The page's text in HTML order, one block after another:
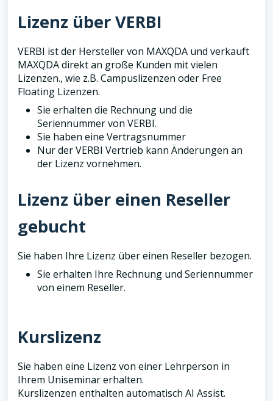
Lizenz über VERBI
VERBI ist der Hersteller von MAXQDA und verkauft
MAXQDA direkt an große Kunden mit vielen
Lizenzen., wie z.B. Campuslizenzen oder Free
Floating Lizenzen.
Sie erhalten die Rechnung und die
Seriennummer von VERBI.
Sie haben eine Vertragsnummer
Nur der VERBI Vertrieb kann Änderungen an
der Lizenz vornehmen.
Lizenz über einen Reseller
gebucht
Sie haben Ihre Lizenz über einen Reseller bezogen.
Sie erhalten Ihre Rechnung und Seriennummer
von einem Reseller.
Kurslizenz
Sie haben eine Lizenz von einer Lehrperson in
Ihrem Uniseminar erhalten.
Kurslizenzen enthalten automatisch AI Assist.